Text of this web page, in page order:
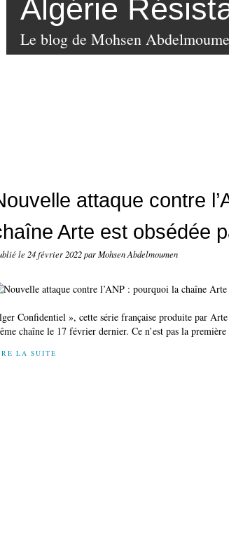
Algérie
Le blog de Mohsen
attaque contre
Arte est obsédée
le 24 février 2022par Mohsen Abdelmoumen
Confidentiel », cette série française produite par
chaîne le 17 février dernier. Ce n’est pas la
LA SUITE